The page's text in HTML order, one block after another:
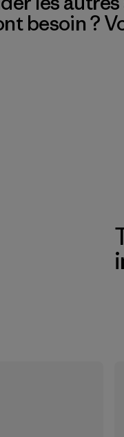
besoin ?